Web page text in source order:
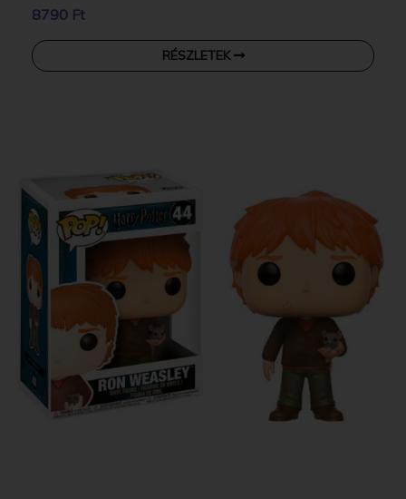
8790 Ft
RÉSZLETEK